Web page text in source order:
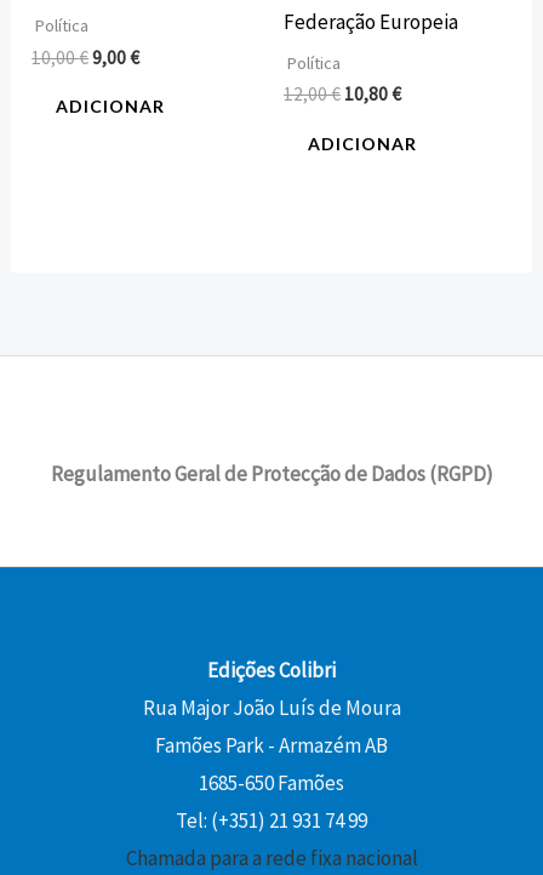
Política
10,00€9,00€
ADICIONAR
Federação Europeia
Política
12,00€ 10,80€
ADICIONAR
Regulamento Geral de Protecção de Dados (RGPD)
Edições Colibri
Rua Major João Luís de Moura
Famões Park - Armazém AB
1685-650 Famões
Tel: (+351) 21 931 74 99
Chamada para a rede fixa nacional